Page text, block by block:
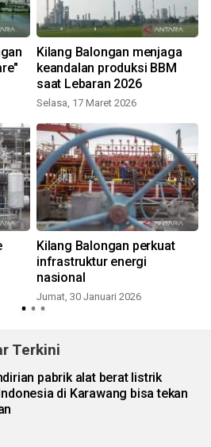
Kilang Balongan menjaga
keandalan produksi BBM
saat Lebaran 2026
Selasa, 17 Maret 2026
Kilang Balongan perkuat
infrastruktur energi
nasional
Jumat, 30 Januari 2026
Terkini
pabrik alat berat listrik
di Karawang bisa tekan